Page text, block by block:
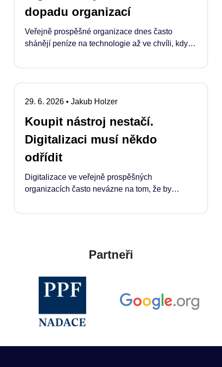
dopadu organizací
Veřejně prospěšné organizace dnes často
shánějí peníze na technologie až ve chvíli, kdy
součástí financování jejich rozvoje.
29. 6. 2026 • Jakub Holzer
Koupit nástroj nestačí.
Digitalizaci musí někdo
odřídit
Digitalizace ve veřejně prospěšných
organizacích často nevázne na tom, že by
organizace potřebuje, jak pracuje, rozhoduje a
naplňuje své poslání.Partneři